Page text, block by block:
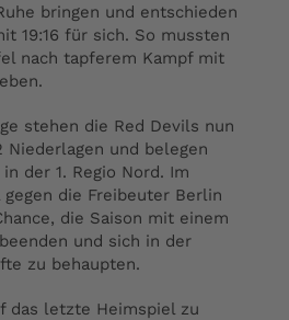
bringen und entschieden
19:16 für sich. So mussten
nach tapferem Kampf mit
stehen die Red Devils nun
Niederlagen und belegen
der 1. Regio Nord. Im
die Freibeuter Berlin
die Saison mit einem
und sich in der
zu behaupten.
das letzte Heimspiel zu